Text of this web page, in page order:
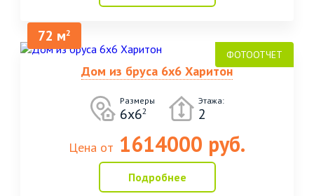
72 м2
Дом из бруса 6х6 Харитон
Размеры
6х62
Этажа:
2
Цена от 1614000 руб.
Подробнее